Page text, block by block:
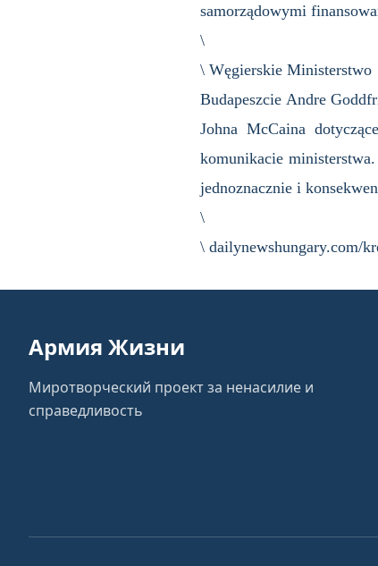
samorządowymi
\
\ Węgierskie Ministerstwo
Budapeszcie Andre
Johna McCaina
komunikacie
jednoznacznie i
\
\ dailynewshungary.com/
Армия Жизни
Миротворческий проект за ненасилие и
справедливость